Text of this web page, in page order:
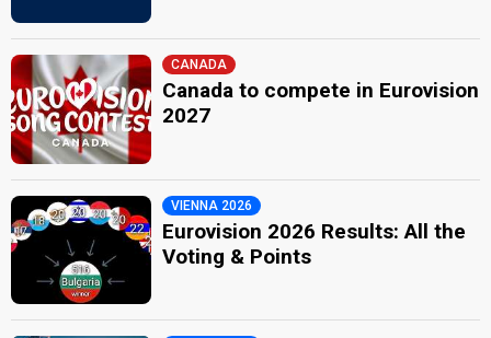
CANADA
Canada to compete in Eurovision
2027
VIENNA 2026
Eurovision 2026 Results: All the
Voting & Points